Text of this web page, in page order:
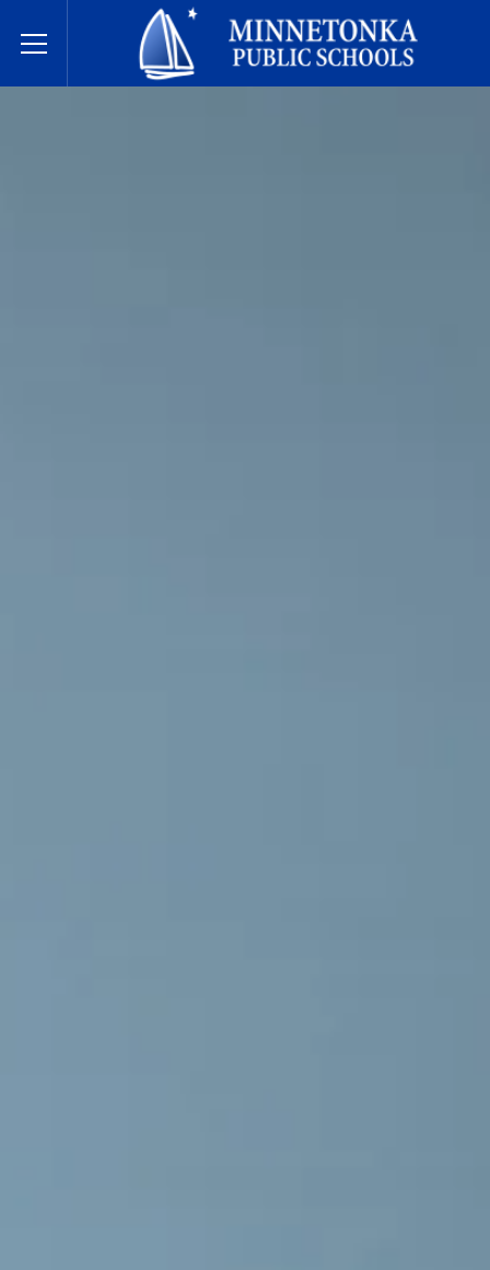
Toggle Menu
مدارس مينيتونكا العامة